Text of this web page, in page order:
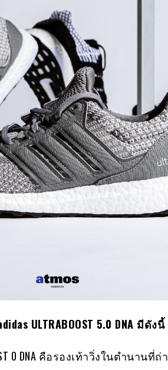
ULTRABOOST 5.0 DNA มีดังนี้
0 DNA คือรองเท้าวิ่งในตำนานที่